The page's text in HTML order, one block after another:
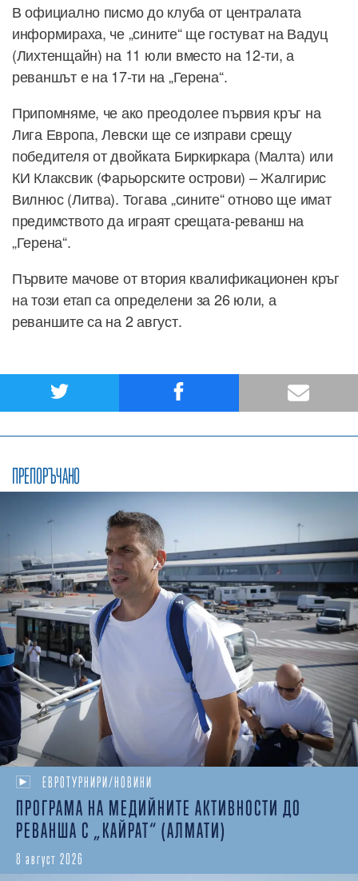
В официално писмо до клуба от централата
информираха, че „сините“ ще гостуват на Вадуц
(Лихтенщайн) на 11 юли вместо на 12-ти, а
реваншът е на 17-ти на „Герена“.
Припомняме, че ако преодолее първия кръг на
Лига Европа, Левски ще се изправи срещу
победителя от двойката Биркиркара (Малта) или
КИ Клаксвик (Фарьорските острови) – Жалгирис
Вилнюс (Литва). Тогава „сините“ отново ще имат
предимството да играят срещата-реванш на
„Герена“.
Първите мачове от втория квалификационен кръг
на този етап са определени за 26 юли, а
реваншите са на 2 август.
ПРЕПОРЪЧАНО
ЕВРОТУРНИРИ/НОВИНИ
ПРОГРАМА НА МЕДИЙНИТЕ АКТИВНОСТИ ДО
РЕВАНША С „КАЙРАТ“ (АЛМАТИ)
8 август 2026